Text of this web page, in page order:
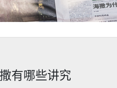
有哪些讲究